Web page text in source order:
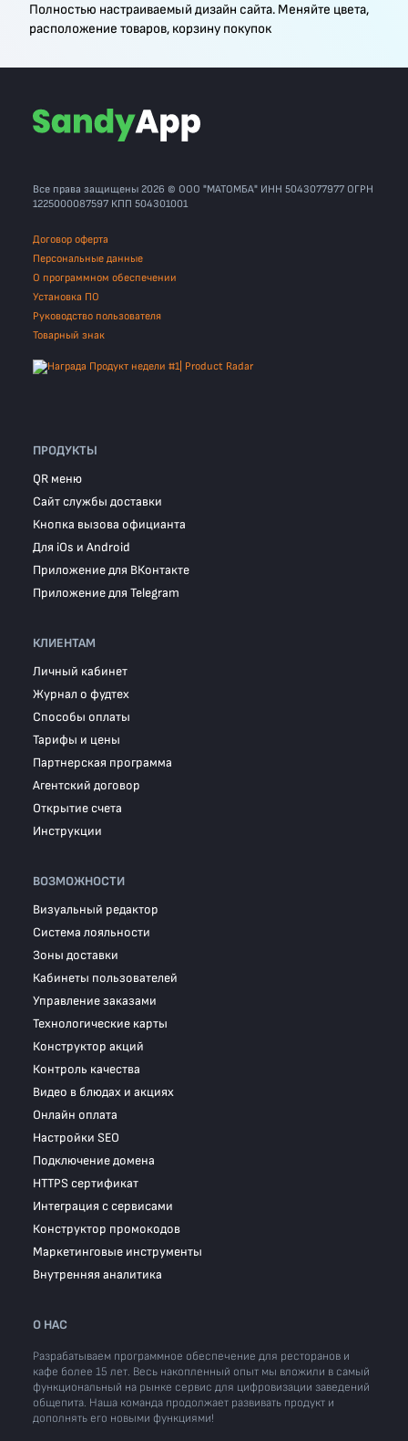
Полностью настраиваемый дизайн сайта. Меняйте цвета,
расположение товаров, корзину покупок
Все права защищены 2026 © ООО "МАТОМБА" ИНН 5043077977 ОГРН
1225000087597 КПП 504301001
Договор оферта
Персональные данные
О программном обеспечении
Установка ПО
Руководство пользователя
Товарный знак
ПРОДУКТЫ
QR меню
Сайт службы доставки
Кнопка вызова официанта
Для iOs и Android
Приложение для ВКонтакте
Приложение для Telegram
КЛИЕНТАМ
Личный кабинет
Журнал о фудтех
Способы оплаты
Тарифы и цены
Партнерская программа
Агентский договор
Открытие счета
Инструкции
ВОЗМОЖНОСТИ
Визуальный редактор
Система лояльности
Зоны доставки
Кабинеты пользователей
Управление заказами
Технологические карты
Конструктор акций
Контроль качества
Видео в блюдах и акциях
Онлайн оплата
Настройки SEO
Подключение домена
HTTPS сертификат
Интеграция с сервисами
Конструктор промокодов
Маркетинговые инструменты
Внутренняя аналитика
О НАС
Разрабатываем программное обеспечение для ресторанов и
кафе более 15 лет. Весь накопленный опыт мы вложили в самый
функциональный на рынке сервис для цифровизации заведений
общепита. Наша команда продолжает развивать продукт и
дополнять его новыми функциями!